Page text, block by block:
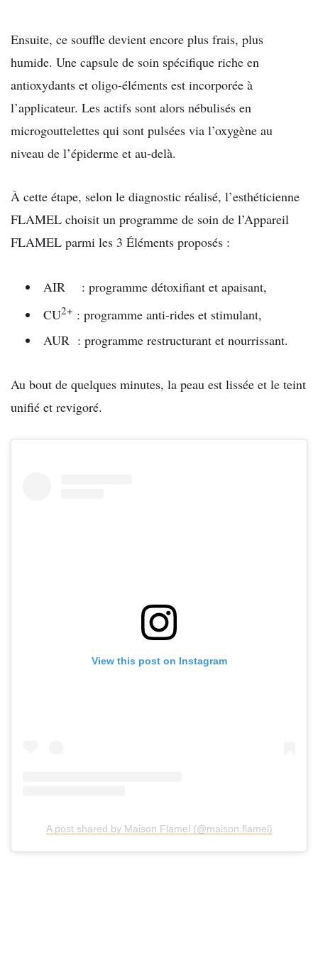
Ensuite, ce souffle devient encore plus frais, plus
humide. Une capsule de soin spécifique riche en
antioxydants et oligo-éléments est incorporée à
l’applicateur. Les actifs sont alors nébulisés en
microgouttelettes qui sont pulsées via l’oxygène au
niveau de l’épiderme et au-delà.
À cette étape, selon le diagnostic réalisé, l’esthéticienne
FLAMEL choisit un programme de soin de l’Appareil
FLAMEL parmi les 3 Éléments proposés :
AIR : programme détoxifiant et apaisant,
CU2+ : programme anti-rides et stimulant,
AUR : programme restructurant et nourrissant.
Au bout de quelques minutes, la peau est lissée et le teint
unifié et revigoré.
View this post on Instagram
A post shared by Maison Flamel (@maison.flamel)